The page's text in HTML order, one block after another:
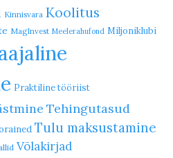
Kinnisvara Koolitus
MagInvest Meelerahufond Miljoniklubi
Praktiline tööriist
Tehingutasud
Tulu maksustamine
Võlakirjad